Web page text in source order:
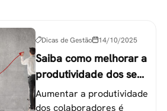
Dicas de Gestão 14/10/2025
Saiba como melhorar a
produtividade dos seus
colaboradores
Aumentar a produtividade
dos colaboradores é